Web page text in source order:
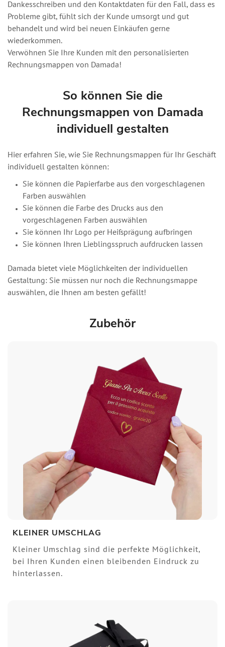
Dankesschreiben und den Kontaktdaten für den Fall, dass es
Probleme gibt, fühlt sich der Kunde umsorgt und gut
behandelt und wird bei neuen Einkäufen gerne
wiederkommen.
Verwöhnen Sie Ihre Kunden mit den personalisierten
Rechnungsmappen von Damada!
So können Sie die
Rechnungsmappen von Damada
individuell gestalten
Hier erfahren Sie, wie Sie Rechnungsmappen für Ihr Geschäft
individuell gestalten können:
Sie können die Papierfarbe aus den vorgeschlagenen
Farben auswählen
Sie können die Farbe des Drucks aus den
vorgeschlagenen Farben auswählen
Sie können Ihr Logo per Heißprägung aufbringen
Sie können Ihren Lieblingsspruch aufdrucken lassen
Damada bietet viele Möglichkeiten der individuellen
Gestaltung: Sie müssen nur noch die Rechnungsmappe
auswählen, die Ihnen am besten gefällt!
Zubehör
KLEINER UMSCHLAG
Kleiner Umschlag sind die perfekte Möglichkeit,
bei Ihren Kunden einen bleibenden Eindruck zu
hinterlassen.